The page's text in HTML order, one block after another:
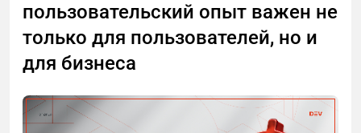
На примере разработки модуля для «Нетологии»
показываем весь процесс: от структуры и
сценариев до съёмок и запуска. Разбираем, какие
роли участвуют и почему создание обучения — это
пользовательский опыт важен не
только для пользователей, но и
для бизнеса